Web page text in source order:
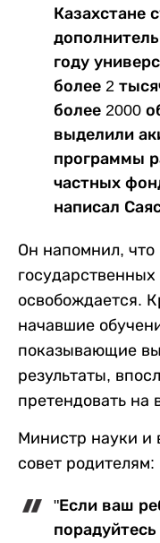
Казахстане
году
более 2
более 2000
выделили
программы
частных
написал
Он напомнил, что
освобождается.
начавшие
показывающие
результаты,
претендовать на
Министр науки и
совет родителям:
"Если ваш